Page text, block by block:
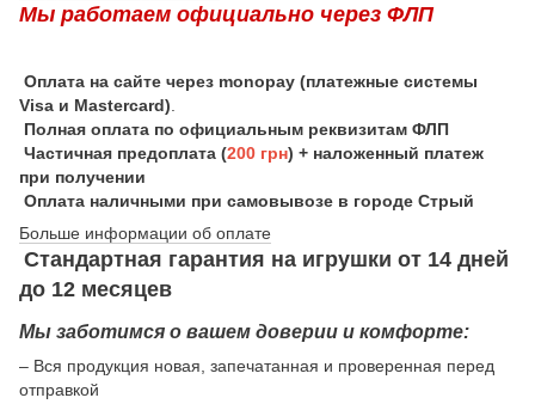
Мы работаем официально через ФЛП
Оплата на сайте через monopay (платежные системы
Visa и Mastercard).
Полная оплата по официальным реквизитам ФЛП
Частичная предоплата (200 грн) + наложенный платеж
при получении
Оплата наличными при самовывозе в городе Стрый
Больше информации об оплате
Стандартная гарантия на игрушки от 14 дней
до 12 месяцев
Мы заботимся о вашем доверии и комфорте:
– Вся продукция новая, запечатанная и проверенная перед
отправкой